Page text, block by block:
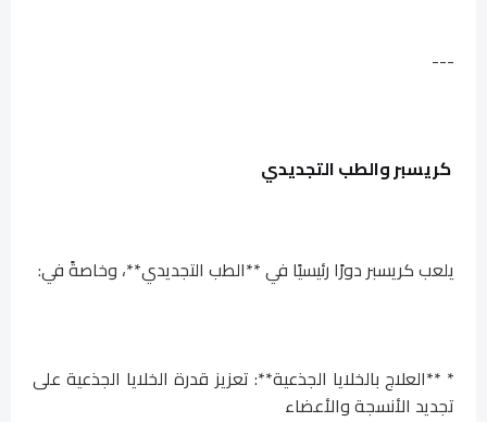
---
كريسبر والطب التجديدي
يلعب كريسبر دورًا رئيسيًا في **الطب التجديدي**، وخاصةً في:
* **العلاج بالخلايا الجذعية**: تعزيز قدرة الخلايا الجذعية على
تجديد الأنسجة والأعضاء